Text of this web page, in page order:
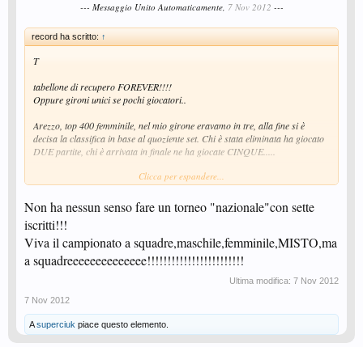
gara di doppio è gia morta ... tutt'alpiu la si puo recuperare in campionato,
nel caso in cui, tutti i campionati, dalla A1 alla D3, giocano con
miniswaitlyng piu doppio sul 3 a 3 ....
--- Messaggio Unito Automaticamente, 7 Nov 2012 ---
record ha scritto: ↑
T
tabellone di recupero FOREVER!!!!
Oppure gironi unici se pochi giocatori..
Arezzo, top 400 femminile, nel mio girone eravamo in tre, alla fine si è
decisa la classifica in base al quoziente set. Chi è stata eliminata ha giocato
DUE partite, chi è arrivata in finale ne ha giocate CINQUE.....
Un girone unico avrebbe permesso a CIASCUNA di giocare SEI partite.
incontri........ Con gironi unici o tabelloni di recupero si da un senso al
viaggio...
Clicca per espandere...
Non ha nessun senso fare un torneo "nazionale"con sette
iscritti!!!
Viva il campionato a squadre,maschile,femminile,MISTO,ma
a squadreeeeeeeeeeeeee!!!!!!!!!!!!!!!!!!!!!!!!
Ultima modifica: 7 Nov 2012
7 Nov 2012
Asuperciuk piace questo elemento.